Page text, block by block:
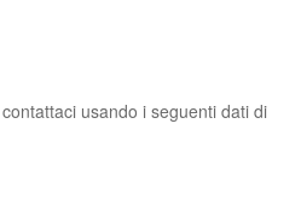
usando i seguenti dati di